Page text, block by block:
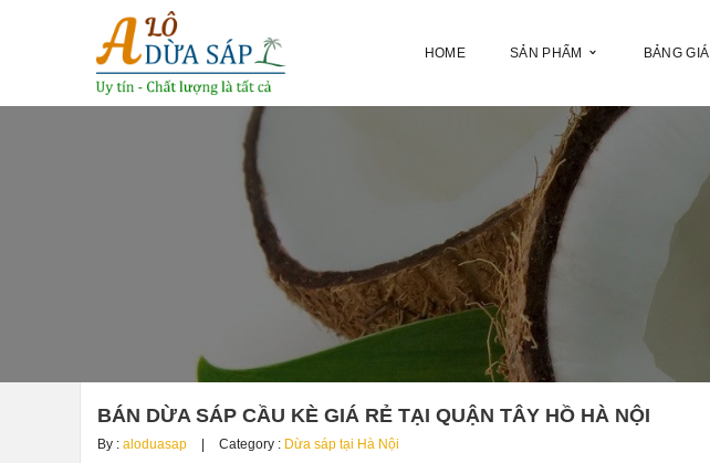
HOME SẢN PHẨM BẢNG GIÁ
BÁN DỪA SÁP CẦU KÈ GIÁ RẺ TẠI QUẬN TÂY HỒ HÀ NỘI
By : aloduasap Category : Dừa sáp tại Hà Nội